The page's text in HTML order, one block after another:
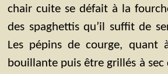
chair cuite se défait à la
des spaghettis qu’il suffit de
Les pépins de courge, quant
bouillante puis être grillés à